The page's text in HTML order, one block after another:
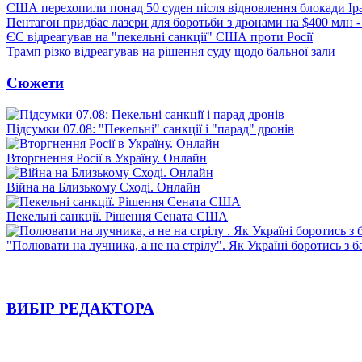
США перехопили понад 50 суден після відновлення блокади
Пентагон придбає лазери для боротьби з дронами на $400 млн
ЄС відреагував на "пекельні санкції" США проти Росії
Трамп різко відреагував на рішення суду щодо бальної зали
Сюжети
Підсумки 07.08: "Пекельні" санкції і "парад" дронів
Вторгнення Росії в Україну. Онлайн
Війна на Близькому Сході. Онлайн
Пекельні санкції. Рішення Сената США
"Полювати на лучника, а не на стрілу". Як Україні боротись з
ВИБІР РЕДАКТОРА